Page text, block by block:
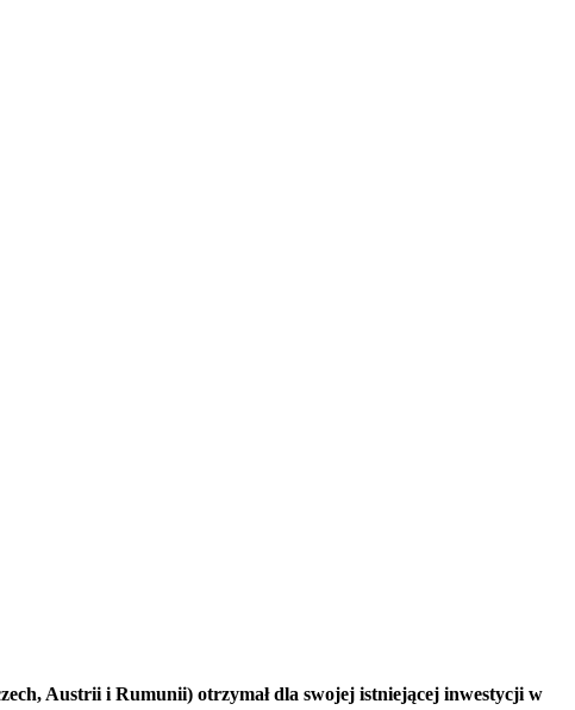
Austrii i Rumunii) otrzymał dla swojej istniejącej inwestycji w